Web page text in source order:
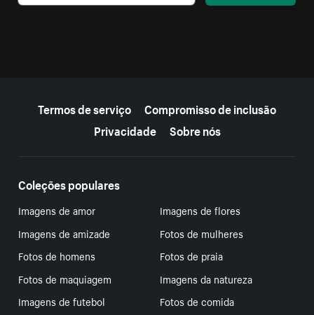
Termos de serviço
Compromisso de inclusão
Privacidade
Sobre nós
Coleções populares
Imagens de amor
Imagens de flores
Imagens de amizade
Fotos de mulheres
Fotos de homens
Fotos de praia
Fotos de maquiagem
Imagens da natureza
Imagens de futebol
Fotos de comida